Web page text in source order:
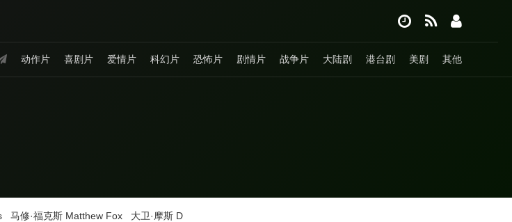
动作片 喜剧片 爱情片 科幻片 恐怖片 剧情片 战争片 大陆剧 港台剧 美剧 其他
马修·福克斯 Matthew Fox 大卫·摩斯 D